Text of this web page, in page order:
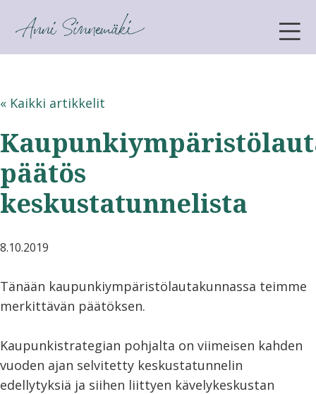
ANNI SINNEMÄKI
« Kaikki artikkelit
päätös
keskustatunnelista
8.10.2019
Tänään kaupunkiympäristölautakunnassa teimme
merkittävän päätöksen.
Kaupunkistrategian pohjalta on viimeisen kahden
vuoden ajan selvitetty keskustatunnelin
edellytyksiä ja siihen liittyen kävelykeskustan